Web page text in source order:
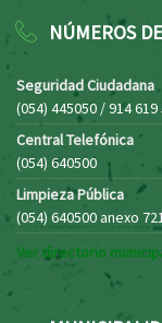
NÚMEROS
Seguridad Ciudadana
(054) 445050 / 914
Central Telefónica
(054) 640500
Limpieza Pública
(054) 640500 anexo
Ver directorio